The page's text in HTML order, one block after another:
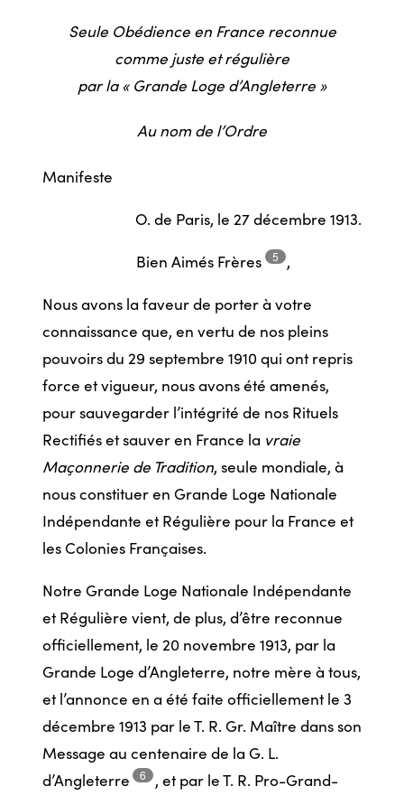
Seule Obédience en France reconnue
comme juste et régulière
par la « Grande Loge d’Angleterre »
Au nom de l’Ordre
Manifeste
O. de Paris, le 27 décembre 1913.
Bien Aimés Frères 5 ,
Nous avons la faveur de porter à votre
connaissance que, en vertu de nos pleins
pouvoirs du 29 septembre 1910 qui ont repris
force et vigueur, nous avons été amenés,
pour sauvegarder l’intégrité de nos Rituels
Rectifiés et sauver en France la vraie
Maçonnerie de Tradition, seule mondiale, à
nous constituer en Grande Loge Nationale
Indépendante et Régulière pour la France et
les Colonies Françaises.
Notre Grande Loge Nationale Indépendante
et Régulière vient, de plus, d’être reconnue
officiellement, le 20 novembre 1913, par la
Grande Loge d’Angleterre, notre mère à tous,
et l’annonce en a été faite officiellement le 3
décembre 1913 par le T. R. Gr. Maître dans son
Message au centenaire de la G. L.
d’Angleterre
6 , et par le T. R. Pro-Grand-